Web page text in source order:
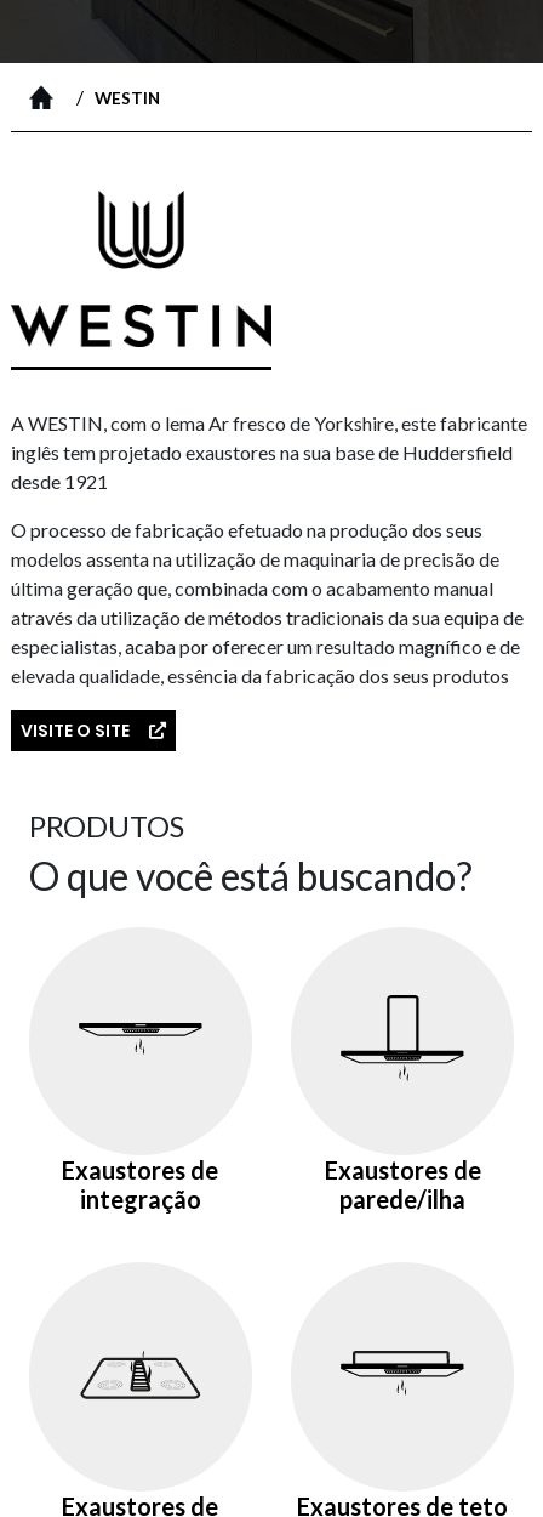
/ WESTIN
A WESTIN, com o lema Ar fresco de Yorkshire, este fabricante
inglês tem projetado exaustores na sua base de Huddersfield
desde 1921
O processo de fabricação efetuado na produção dos seus
modelos assenta na utilização de maquinaria de precisão de
última geração que, combinada com o acabamento manual
através da utilização de métodos tradicionais da sua equipa de
especialistas, acaba por oferecer um resultado magnífico e de
elevada qualidade, essência da fabricação dos seus produtos
VISITE O SITE
PRODUTOS
O que você está buscando?
Exaustores de
integração
Exaustores de
parede/ilha
Exaustores de
Exaustores de teto